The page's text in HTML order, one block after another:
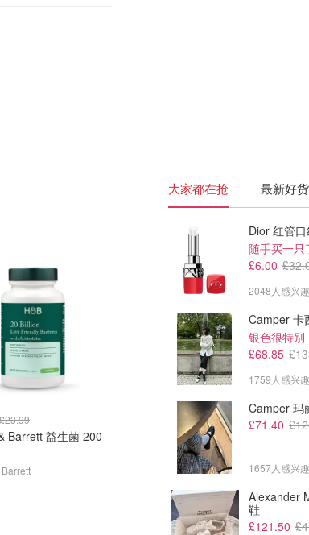
£23.99
Barrett 益生菌 200
£29.99
Q10 强效护心胶囊 30粒
Holland & Barrett
大家都在抢 最新好货
Dior 红管口
随手买一只
£6.00
2048人感兴趣
Camper 卡
银色很特别
£68.85
1759人感兴趣
Camper 玛
£71.40
1657人感兴趣
Alexander
鞋
£121.50